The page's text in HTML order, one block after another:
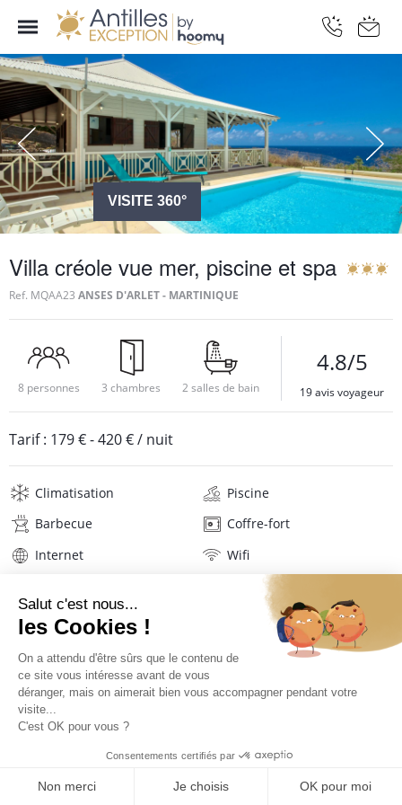
VISITE 360°
Villa créole vue mer, piscine et spa
Ref. MQAA23 ANSES D'ARLET - MARTINIQUE
8 personnes 3 chambres 2 salles de bain
4.8/5
19 avis voyageur
Tarif : 179 €-420 €/ nuit
Climatisation
Piscine
Barbecue
Coffre-fort
Internet
Wifi
Lave-linge
Mat. de repassage
Sèche-cheveux
TARIFS ET RÉSERVATION
Description